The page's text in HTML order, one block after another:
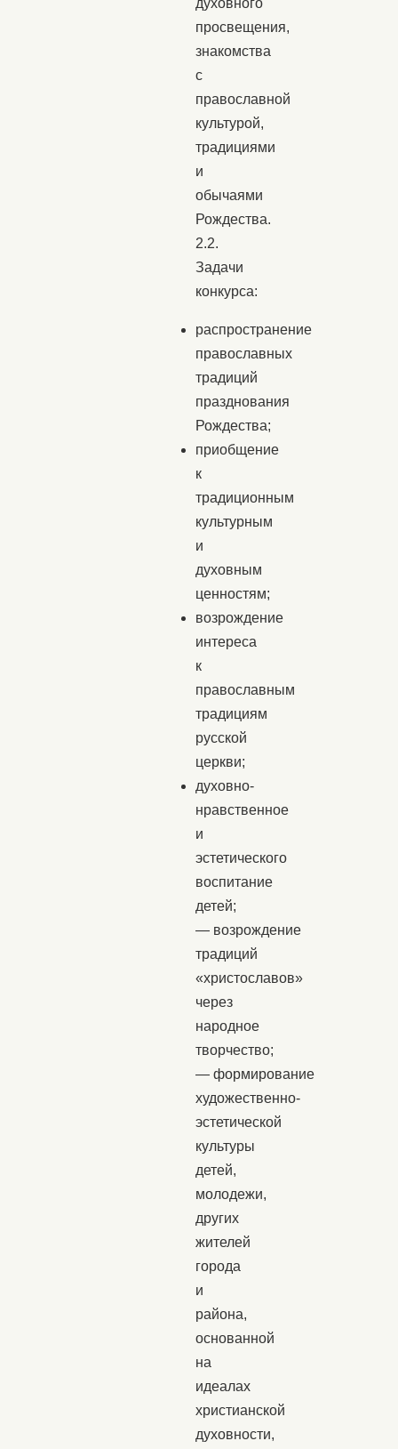
просвещения,
знакомства
с
православной
культурой,
традициями
и
обычаями
Рождества.
2.2.
Задачи
конкурса:
распространение
православных
традиций
празднования
Рождества;
приобщение
к
традиционным
культурным
и
духовным
ценностям;
возрождение
интереса
к
православным
традициям
русской
церкви;
духовно-
нравственное
и
эстетического
воспитание
детей;
— возрождение
традиций
«христославов»
через
народное
творчество;
— формирование
художественно-
эстетической
культуры
детей,
молодежи,
других
жителей
города
и
района,
основанной
на
идеалах
христианской
духовности,